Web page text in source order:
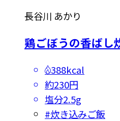
長谷川 あかり
鶏ごぼうの香ばし
388kcal
約230円
塩分2.5g
#炊き込みご飯